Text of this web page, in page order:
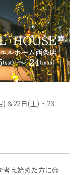
)＆22日(土)・23
考え始めた方に😊